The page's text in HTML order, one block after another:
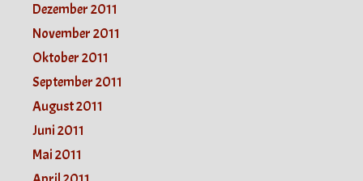
Dezember 2011
November 2011
Oktober 2011
September 2011
August 2011
Juni 2011
Mai 2011